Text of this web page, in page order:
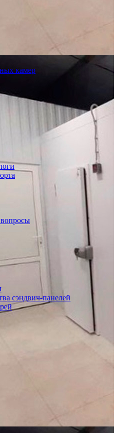
камер
вопросы
сэндвич-панелей